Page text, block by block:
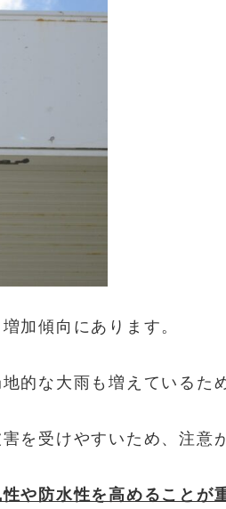
加傾向にあります。
的な大雨も増えているた
を受けやすいため、注意
や防水性を高めることが